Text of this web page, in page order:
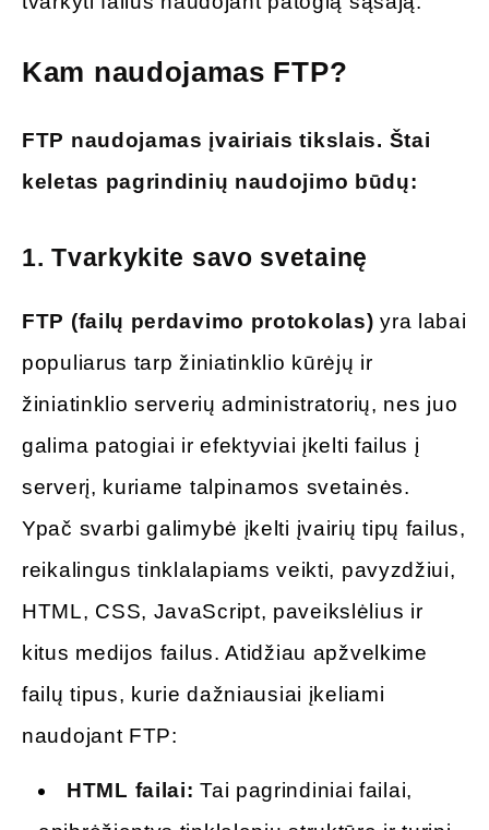
Kam naudojamas FTP?
FTP naudojamas įvairiais tikslais. Štai
keletas pagrindinių naudojimo būdų:
1. Tvarkykite savo svetainę
FTP (failų perdavimo protokolas)yra labai
populiarus tarp žiniatinklio kūrėjų ir
žiniatinklio serverių administratorių, nes juo
galima patogiai ir efektyviai įkelti failus į
serverį, kuriame talpinamos svetainės.
Ypač svarbi galimybė įkelti įvairių tipų failus,
reikalingus tinklalapiams veikti, pavyzdžiui,
HTML, CSS, JavaScript, paveikslėlius ir
kitus medijos failus. Atidžiau apžvelkime
failų tipus, kurie dažniausiai įkeliami
naudojant FTP:
HTML failai: Tai pagrindiniai failai,